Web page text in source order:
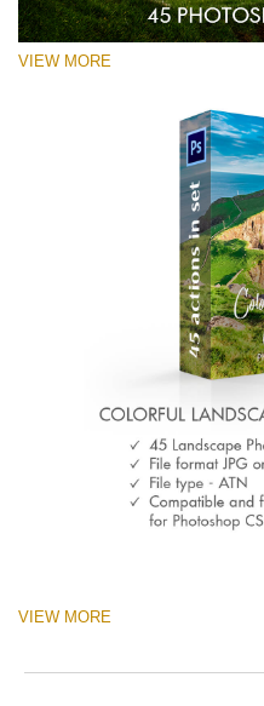
VIEW MORE
VIEW MORE